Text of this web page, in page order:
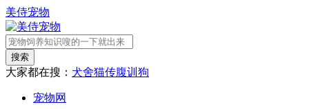
美侍宠物
搜索
大家都在搜： 犬舍猫传腹训狗
宠物网